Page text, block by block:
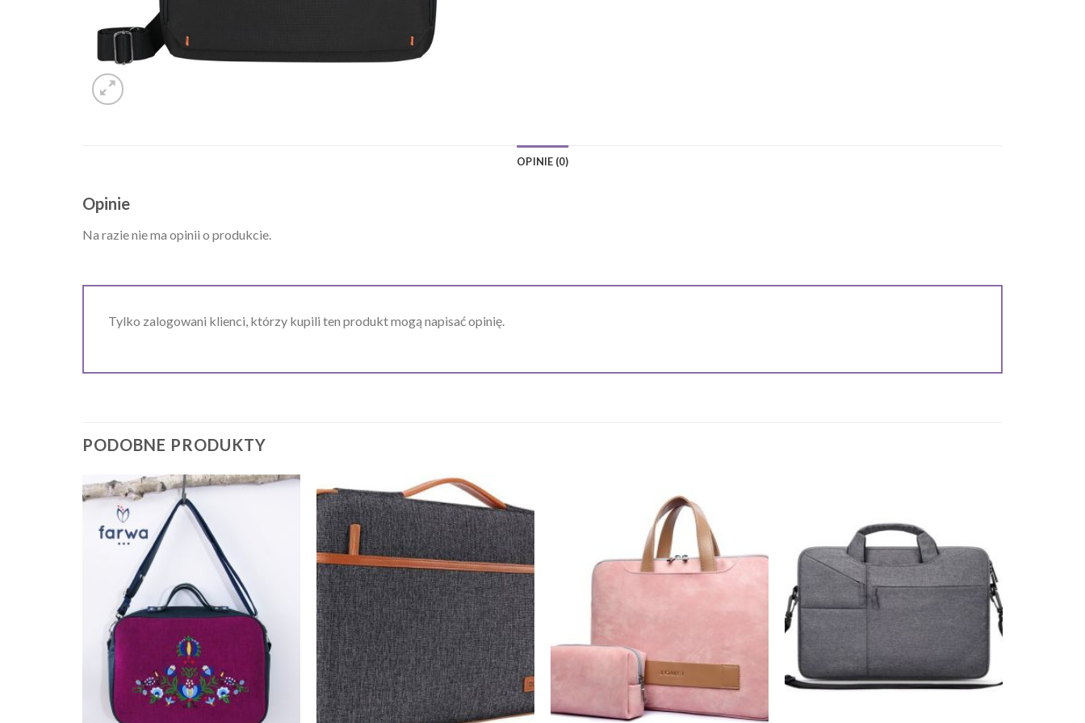
OPINIE (0)
Opinie
Na razie nie ma opinii o produkcie.
Tylko zalogowani klienci, którzy kupili ten produkt mogą napisać opinię.
PODOBNE PRODUKTY